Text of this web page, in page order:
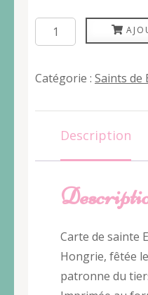
quantité
de
de
Catégorie : Saints de
Description
Carte de sainte
Hongrie, fêtée
patronne du